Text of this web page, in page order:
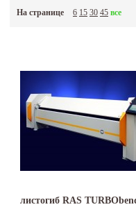
На странице 6 15 30 45 все
листогиб RAS